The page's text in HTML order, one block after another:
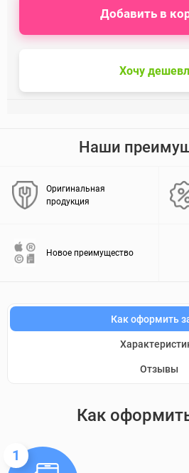
Хочу
Добавить в
Наши
Оригинальная
продукция
Новое преимущество
Как оформить
Отзывы
Как
1